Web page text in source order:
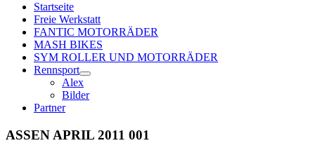
Startseite
Freie Werkstatt
FANTIC MOTORRÄDER
MASH BIKES
SYM ROLLER UND MOTORRÄDER
Rennsport
open
menu
Alex
Bilder
Partner
ASSEN APRIL 2011 001